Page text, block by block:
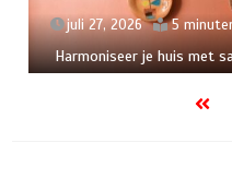
juli 27, 2026 5
Harmoniseer je huis met